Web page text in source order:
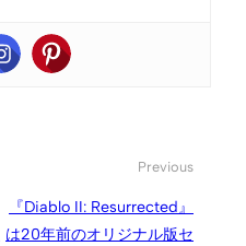
Previous
『Diablo II: Resurrected』
は20年前のオリジナル版セ